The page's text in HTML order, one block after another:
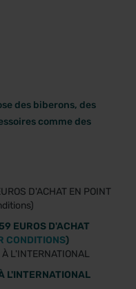
des biberons, des
comme des
EUROS D'ACHAT
CONDITIONS)
L'INTERNATIONAL